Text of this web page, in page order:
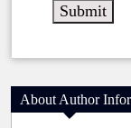
About Author